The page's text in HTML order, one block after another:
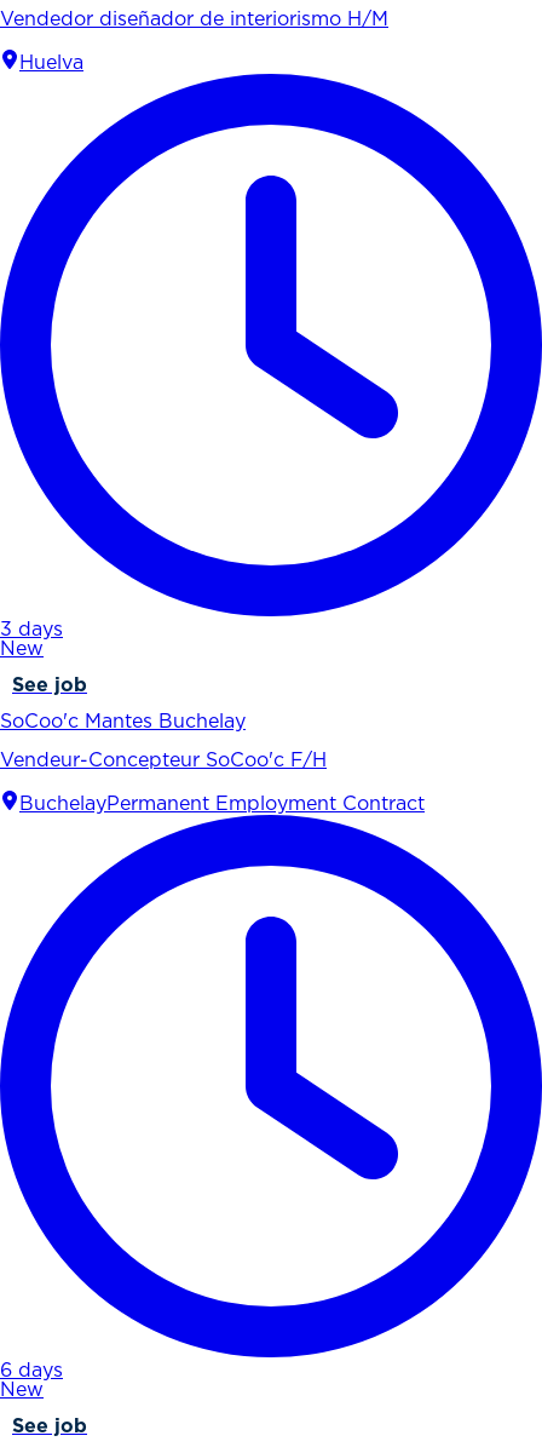
Vendedor diseñador de interiorismo H/M
Huelva
3 days
New
See job
SoCoo'c Mantes Buchelay
Vendeur-Concepteur SoCoo'c F/H
BuchelayPermanent Employment Contract
6 days
New
See job